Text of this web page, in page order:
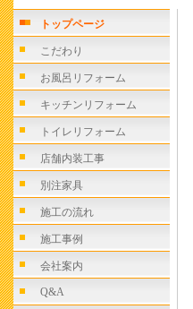
トップページ
こだわり
お風呂リフォーム
キッチンリフォーム
トイレリフォーム
店舗内装工事
別注家具
施工の流れ
施工事例
会社案内
Q&A